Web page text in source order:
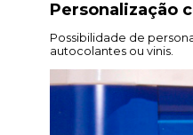
Personalização
Possibilidade de
autocolantes ou vinis.